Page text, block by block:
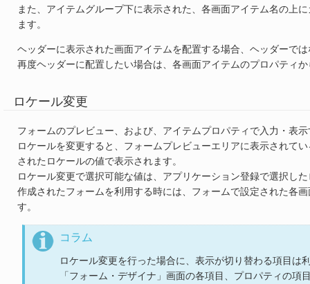
また、アイテムグループ下に表示された、各画面アイテム名の上
ます。
ヘッダーに表示された画面アイテムを配置する場合、ヘッダーで
再度ヘッダーに配置したい場合は、各画面アイテムのプロパティ
ロケール変更
フォームのプレビュー、および、アイテムプロパティで入力・表
ロケールを変更すると、フォームプレビューエリアに表示されて
されたロケールの値で表示されます。
ロケール変更で選択可能な値は、アプリケーション登録で選択し
作成されたフォームを利用する時には、フォームで設定された各
す。
コラム
ロケール変更を行った場合に、表示が切り替わる項目は
「フォーム・デザイナ」画面の各項目、プロパティの